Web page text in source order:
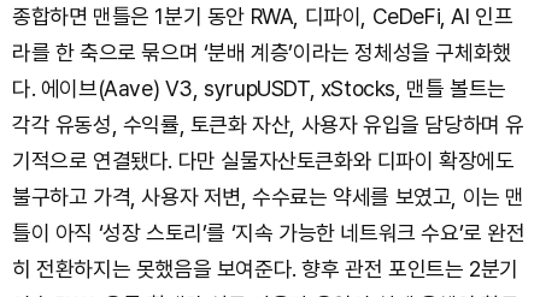
종합하면 맨틀은 1분기 동안 RWA, 디파이, CeDeFi, AI 인프
라를 한 축으로 묶으며 ‘분배 계층’이라는 정체성을 구체화했
다. 에이브(Aave) V3, syrupUSDT, xStocks, 맨틀 볼트는
각각 유동성, 수익률, 토큰화 자산, 사용자 유입을 담당하며 유
기적으로 연결됐다. 다만 실물자산토큰화와 디파이 확장에도
불구하고 가격, 사용자 저변, 수수료는 약세를 보였고, 이는 맨
틀이 아직 ‘성장 스토리’를 ‘지속 가능한 네트워크 수요’로 완전
히 전환하지는 못했음을 보여준다. 향후 관전 포인트는 2분기